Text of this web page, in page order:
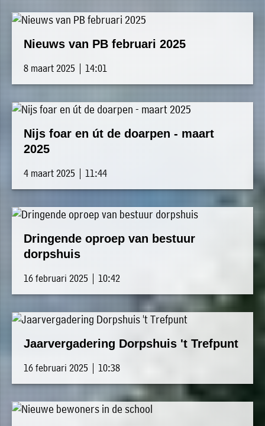
Nieuws van PB februari 2025
8 maart 2025 | 14:01
Nijs foar en út de doarpen - maart
2025
4 maart 2025 | 11:44
Dringende oproep van bestuur
dorpshuis
16 februari 2025 | 10:42
Jaarvergadering Dorpshuis 't Trefpunt
16 februari 2025 | 10:38